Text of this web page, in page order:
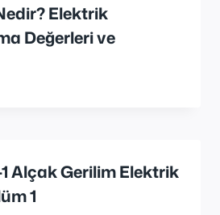
Elektrik
Değerleri ve
Alçak Gerilim Elektrik
1